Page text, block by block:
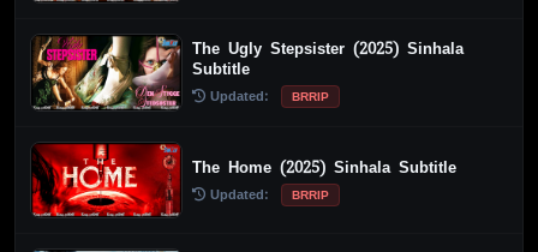
The Ugly Stepsister (2025) Sinhala
Subtitle
Updated: BRRIP
The Home (2025) Sinhala Subtitle
Updated: BRRIP